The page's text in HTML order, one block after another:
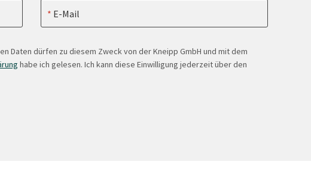
E-Mail
Daten dürfen zu diesem Zweck von der Kneipp GmbH und mit dem
habe ich gelesen. Ich kann diese Einwilligung jederzeit über den